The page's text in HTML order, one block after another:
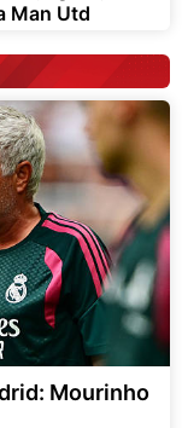
Man Utd
Mourinho